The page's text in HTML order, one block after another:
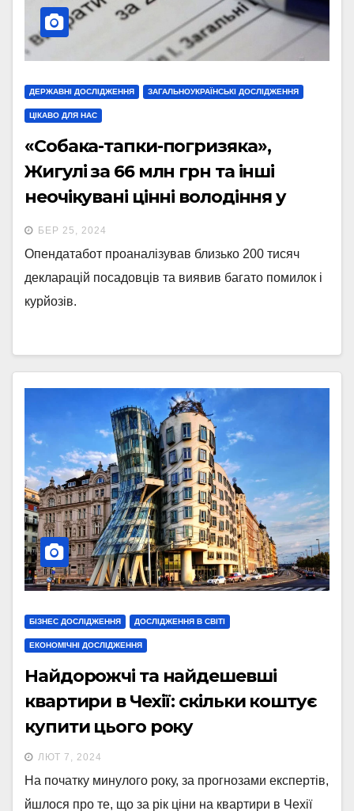
ДЕРЖАВНІ ДОСЛІДЖЕННЯ ЗАГАЛЬНОУКРАЇНСЬКІ ДОСЛІДЖЕННЯ
ЦІКАВО ДЛЯ НАС
«Собака-тапки-погризяка»,
Жигулі за 66 млн грн та інші
неочікувані цінні володіння у
деклараціях за 2022 рік
БЕР 25, 2024
Опендатабот проаналізував близько 200 тисяч
декларацій посадовців та виявив багато помилок і
курйозів.
БІЗНЕС ДОСЛІДЖЕННЯ ДОСЛІДЖЕННЯ В СВІТІ
ЕКОНОМІЧНІ ДОСЛІДЖЕННЯ
Найдорожчі та найдешевші
квартири в Чехії: скільки коштує
купити цього року
ЛЮТ 7, 2024
На початку минулого року, за прогнозами експертів,
йшлося про те, що за рік ціни на квартири в Чехії